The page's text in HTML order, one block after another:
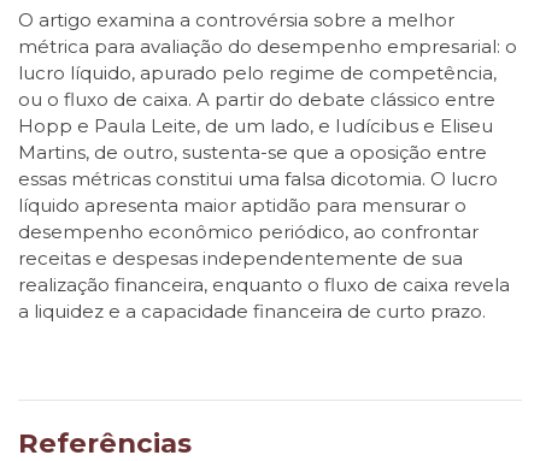
O artigo examina a controvérsia sobre a melhor
métrica para avaliação do desempenho empresarial: o
lucro líquido, apurado pelo regime de competência,
ou o fluxo de caixa. A partir do debate clássico entre
Hopp e Paula Leite, de um lado, e Iudícibus e Eliseu
Martins, de outro, sustenta-se que a oposição entre
essas métricas constitui uma falsa dicotomia. O lucro
líquido apresenta maior aptidão para mensurar o
desempenho econômico periódico, ao confrontar
receitas e despesas independentemente de sua
realização financeira, enquanto o fluxo de caixa revela
a liquidez e a capacidade financeira de curto prazo.
Referências